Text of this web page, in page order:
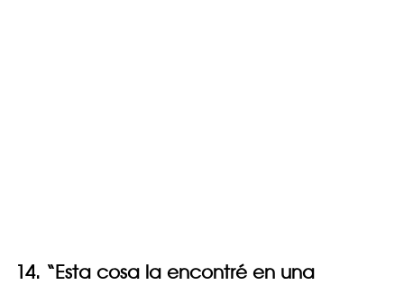
14. “Esta cosa la encontré en una